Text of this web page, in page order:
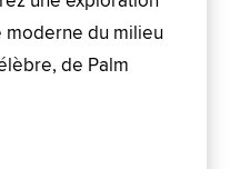
moderne du milieu
de Palm